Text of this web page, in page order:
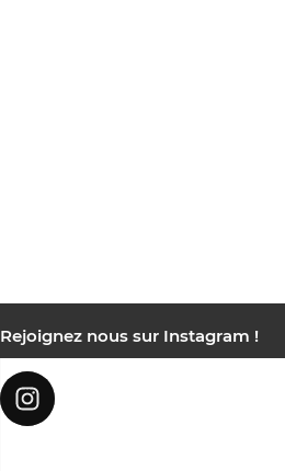
Rejoignez nous sur Instagram !